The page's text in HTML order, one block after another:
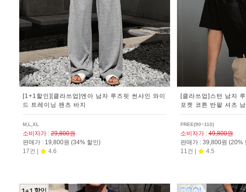
[1+1할인][클라쓰업]엔아 남자 루즈핏 썬샤인 와이
드 트레이닝 팬츠 바지
M,L,XL
소비자가 : 29,800원
판매가 : 19,800원 (34% 할인)
17건 |
4.6
[클라쓰업]스턴 남자
포켓 코튼 반팔 셔츠
FREE(90~110)
소비자가 : 49,800원
판매가 : 39,800원 (20%
11건 |
4.5